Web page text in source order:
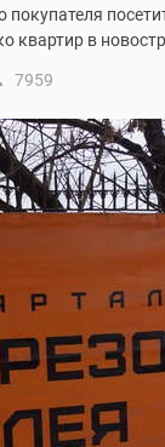
покупателя
квартир в
7959